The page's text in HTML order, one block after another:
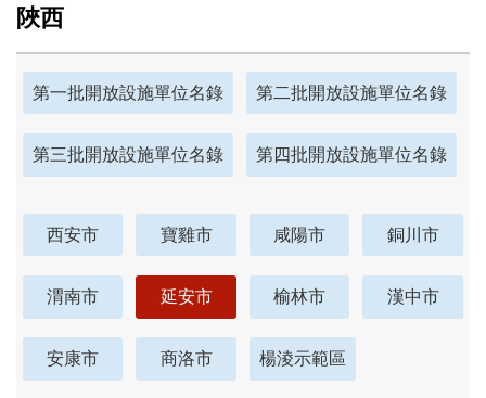
陜西
第一批開放設施單位名錄 第二批開放設施單位名錄
第三批開放設施單位名錄 第四批開放設施單位名錄
西安市 寶雞市 咸陽市 銅川市
渭南市 延安市 榆林市 漢中市
安康市 商洛市 楊淩示範區